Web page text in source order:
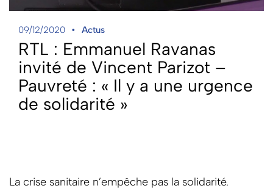
09/12/2020 Actus
RTL : Emmanuel Ravanas
invité de Vincent Parizot –
Pauvreté : « Il y a une urgence
de solidarité »
La crise sanitaire n’empêche pas la solidarité.